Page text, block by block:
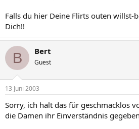
Falls du hier Deine Flirts outen willst-
Dich!!
B Bert
Guest
13 Juni 2003
Sorry, ich halt das für geschmacklos
die Damen ihr Einverständnis